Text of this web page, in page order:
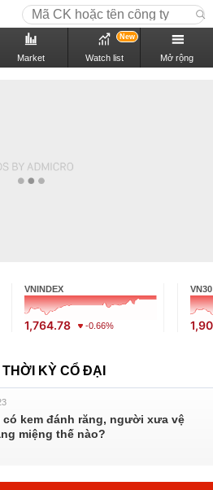
Market Watch list
New
Mở rộng
VNINDEX
1,764.78 -0.66%
VN30
THỜI KỲ CỔ ĐẠI
có kem đánh răng, người xưa vệ
miệng thế nào?